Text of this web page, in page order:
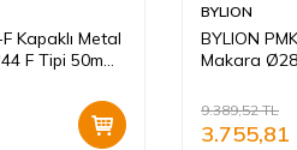
Kapaklı Metal
F Tipi 50m
BYLION
BYLION
Makara
9.389,52TL
3.755,81